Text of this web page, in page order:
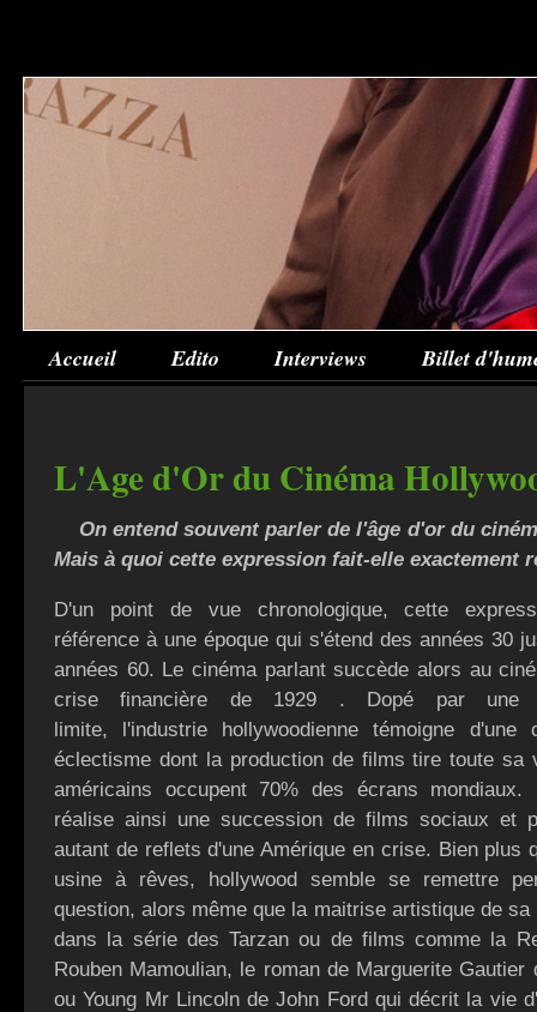
Accueil Edito Interviews Billet
L'Age d'Or du Cinéma
On entend souvent parler de l'âge d'or du
Mais à quoi cette expression fait-elle exactement
D'un point de vue chronologique, cette
référence à une époque qui s'étend des années 30
années 60. Le cinéma parlant succède alors au
crise financière de 1929 . Dopé par une
limite, l'industrie hollywoodienne témoigne d'une
éclectisme dont la production de films tire toute sa
américains occupent 70% des écrans mondiaux.
réalise ainsi une succession de films sociaux et
autant de reflets d'une Amérique en crise. Bien plus
usine à rêves, hollywood semble se remettre
question, alors même que la maitrise artistique de sa
dans la série des Tarzan ou de films comme la
Rouben Mamoulian, le roman de Marguerite Gautier
ou Young Mr Lincoln de John Ford qui décrit la vie